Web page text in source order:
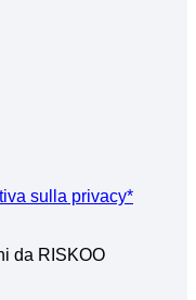
sulla privacy*
da RISKOO